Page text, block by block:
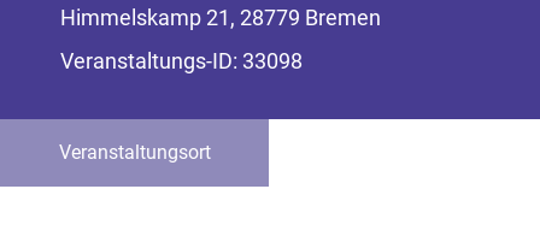
Himmelskamp 21, 28779 Bremen
Veranstaltungs-ID: 33098
Veranstaltungsort